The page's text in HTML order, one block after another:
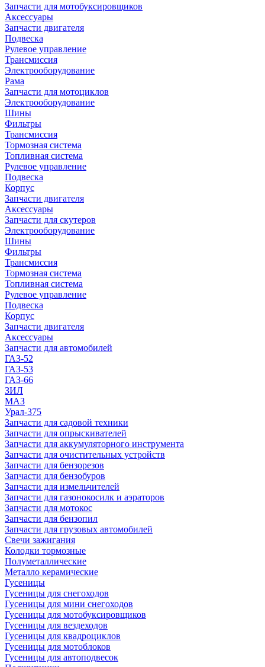
Запчасти для мотобуксировщиков
Аксессуары
Запчасти двигателя
Подвеска
Рулевое управление
Трансмиссия
Электрооборудование
Рама
Запчасти для мотоциклов
Электрооборудование
Шины
Фильтры
Трансмиссия
Тормозная система
Топливная система
Рулевое управление
Подвеска
Корпус
Запчасти двигателя
Аксессуары
Запчасти для скутеров
Электрооборудование
Шины
Фильтры
Трансмиссия
Тормозная система
Топливная система
Рулевое управление
Подвеска
Корпус
Запчасти двигателя
Аксессуары
Запчасти для автомобилей
ГАЗ-52
ГАЗ-53
ГАЗ-66
ЗИЛ
МАЗ
Урал-375
Запчасти для садовой техники
Запчасти для опрыскивателей
Запчасти для аккумуляторного инструмента
Запчасти для очистительных устройств
Запчасти для бензорезов
Запчасти для бензобуров
Запчасти для измельчителей
Запчасти для газонокосилк и аэраторов
Запчасти для мотокос
Запчасти для бензопил
Запчасти для грузовых автомобилей
Свечи зажигания
Колодки тормозные
Полуметаллические
Металло керамические
Гусеницы
Гусеницы для снегоходов
Гусеницы для мини снегоходов
Гусеницы для мотобуксировщиков
Гусеницы для вездеходов
Гусеницы для квадроциклов
Гусеницы для мотоблоков
Гусеницы для автоподвесок